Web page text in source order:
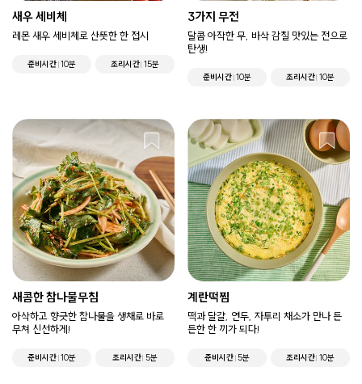
새우 세비체
레몬 새우 세비체로 산뜻한 한 접시
준비시간 10분 조리시간 15분
3가지 무전
달콤 아작한 무, 바삭 감칠 맛있는 전으로
탄생!
준비시간 10분 조리시간 10분
새콤한 참나물무침
아삭하고 향긋한 참나물을 생채로 바로
무쳐 신선하게!
준비시간 10분 조리시간 5분
계란떡찜
떡과 달걀, 연두, 자투리 채소가 만나 든
든한 한 끼가 되다!
준비시간 5분 조리시간 10분